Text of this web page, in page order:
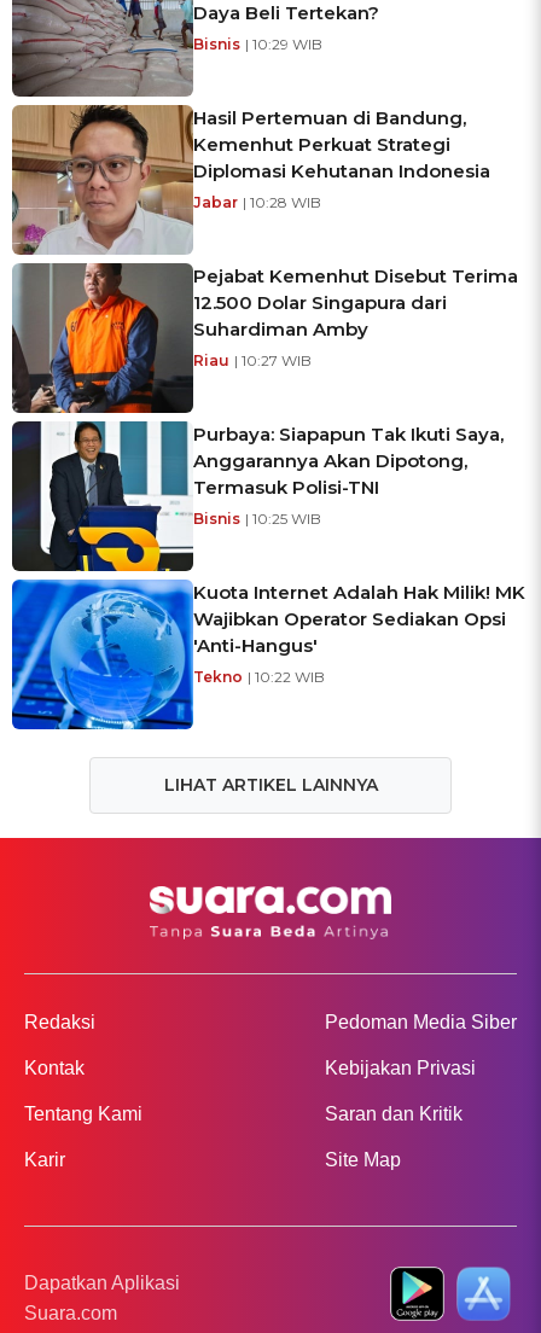
Daya Beli Tertekan?
Bisnis | 10:29 WIB
Hasil Pertemuan di Bandung,
Kemenhut Perkuat Strategi
Diplomasi Kehutanan Indonesia
Jabar | 10:28 WIB
Pejabat Kemenhut Disebut Terima
12.500 Dolar Singapura dari
Suhardiman Amby
Riau | 10:27 WIB
Purbaya: Siapapun Tak Ikuti Saya,
Anggarannya Akan Dipotong,
Termasuk Polisi-TNI
Bisnis | 10:25 WIB
Kuota Internet Adalah Hak Milik! MK
Wajibkan Operator Sediakan Opsi
'Anti-Hangus'
Tekno | 10:22 WIB
LIHAT ARTIKEL LAINNYA
Redaksi
Kontak
Tentang Kami
Karir
Pedoman Media Siber
Kebijakan Privasi
Saran dan Kritik
Site Map
Dapatkan Aplikasi
Suara.com